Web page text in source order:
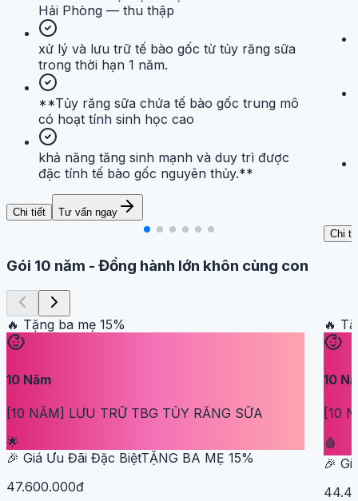
Hải Phòng — thu thập
xử lý và lưu trữ tế bào gốc từ tủy răng sữa
trong thời hạn 1 năm.
**Tủy răng sữa chứa tế bào gốc trung mô
có hoạt tính sinh học cao
khả năng tăng sinh mạnh và duy trì được
đặc tính tế bào gốc nguyên thủy.**
Chi tiết Tư vấn ngay
Chi
Gói 10 năm - Đồng hành lớn khôn cùng con
🔥 Tặng ba mẹ 15%
10 Năm
[10 NĂM] LƯU TRỮ TBG TỦY RĂNG SỮA
🌟
🎉 Giá Ưu Đãi Đặc BiệtTẶNG BA MẸ 15%
47.600.000đ
🔥
10
[10
🩸
🎉